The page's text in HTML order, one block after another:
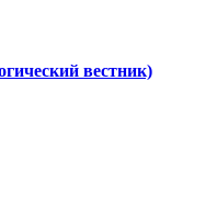
вестник)